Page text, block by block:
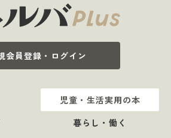
会員登録・ログイン
児童・生活実用の本
暮らし・働く